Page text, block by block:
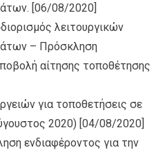
[06/08/2020]
λειτουργικών
– Πρόσκληση
αίτησης τοποθέτησης
για τοποθετήσεις σε
2020) [04/08/2020]
ενδιαφέροντος για την